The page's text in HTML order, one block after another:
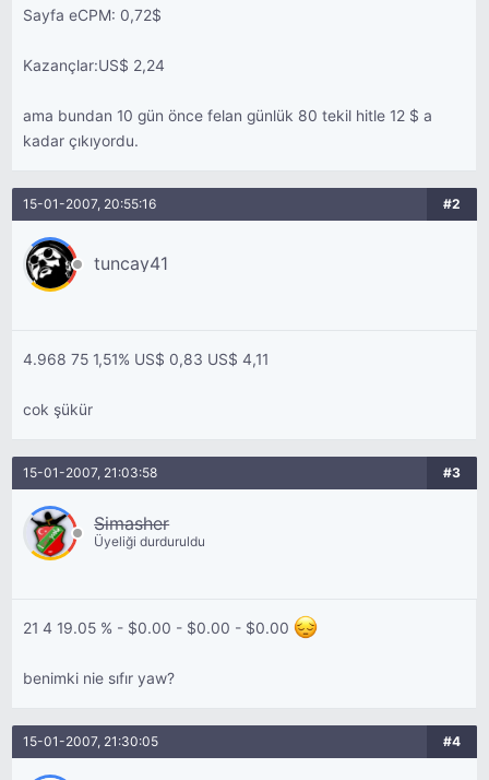
Sayfa eCPM: 0,72$
Kazançlar:US$ 2,24
ama bundan 10 gün önce felan günlük 80 tekil hitle 12 $ a
kadar çıkıyordu.
15-01-2007, 20:55:16 #2
tuncay41
4.968 75 1,51% US$ 0,83 US$ 4,11
cok şükür
15-01-2007, 21:03:58 #3
Simasher
Üyeliği durduruldu
21 4 19.05 % - $0.00 - $0.00 - $0.00
benimki nie sıfır yaw?
15-01-2007, 21:30:05 #4